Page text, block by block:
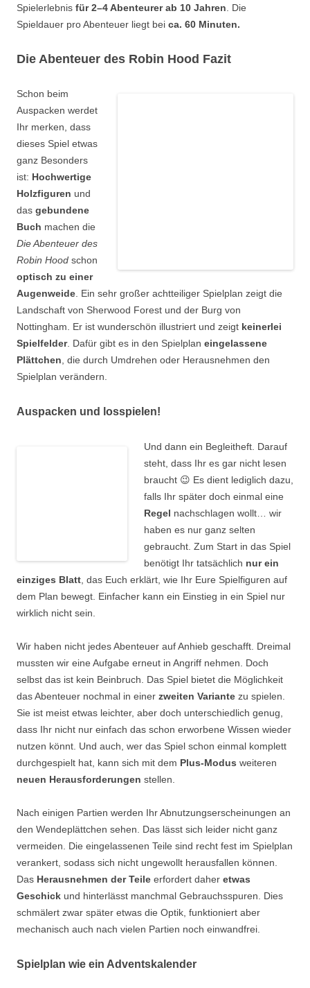
Spielerlebnis für 2–4 Abenteurer ab 10 Jahren. Die
Spieldauer pro Abenteuer liegt bei ca. 60 Minuten.
Die Abenteuer des Robin Hood Fazit
Schon beim
Auspacken werdet
Ihr merken, dass
dieses Spiel etwas
ganz Besonders
ist: Hochwertige
Holzfiguren und
das gebundene
Buch machen die
Die Abenteuer des
Robin Hood schon
optisch zu einer
Augenweide. Ein sehr großer achtteiliger Spielplan zeigt die
Landschaft von Sherwood Forest und der Burg von
Nottingham. Er ist wunderschön illustriert und zeigt keinerlei
Spielfelder. Dafür gibt es in den Spielplan eingelassene
Plättchen, die durch Umdrehen oder Herausnehmen den
Spielplan verändern.
Auspacken und losspielen!
Und dann ein Begleitheft. Darauf
steht, dass Ihr es gar nicht lesen
braucht 😉 Es dient lediglich dazu,
falls Ihr später doch einmal eine
Regel nachschlagen wollt… wir
haben es nur ganz selten
gebraucht. Zum Start in das Spiel
benötigt Ihr tatsächlich nur ein
einziges Blatt, das Euch erklärt, wie Ihr Eure Spielfiguren auf
dem Plan bewegt. Einfacher kann ein Einstieg in ein Spiel nur
wirklich nicht sein.
Wir haben nicht jedes Abenteuer auf Anhieb geschafft. Dreimal
mussten wir eine Aufgabe erneut in Angriff nehmen. Doch
selbst das ist kein Beinbruch. Das Spiel bietet die Möglichkeit
das Abenteuer nochmal in einer zweiten Variante zu spielen.
Sie ist meist etwas leichter, aber doch unterschiedlich genug,
dass Ihr nicht nur einfach das schon erworbene Wissen wieder
nutzen könnt. Und auch, wer das Spiel schon einmal komplett
durchgespielt hat, kann sich mit dem Plus-Modus weiteren
neuen Herausforderungen stellen.
Nach einigen Partien werden Ihr Abnutzungserscheinungen an
den Wendeplättchen sehen. Das lässt sich leider nicht ganz
vermeiden. Die eingelassenen Teile sind recht fest im Spielplan
verankert, sodass sich nicht ungewollt herausfallen können.
Das Herausnehmen der Teile erfordert daher etwas
Geschick und hinterlässt manchmal Gebrauchsspuren. Dies
schmälert zwar später etwas die Optik, funktioniert aber
mechanisch auch nach vielen Partien noch einwandfrei.
Spielplan wie ein Adventskalender